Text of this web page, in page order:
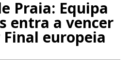
Praia: Equipa
entra a vencer
Final europeia